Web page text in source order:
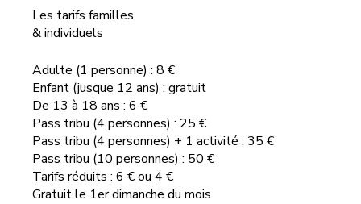
Les tarifs familles
& individuels
Adulte (1 personne) : 8 €
Enfant (jusque 12 ans) : gratuit
De 13 à 18 ans : 6 €
Pass tribu (4 personnes) : 25 €
Pass tribu (4 personnes) + 1 activité : 35 €
Pass tribu (10 personnes) : 50 €
Tarifs réduits : 6 € ou 4 €
Gratuit le 1er dimanche du mois